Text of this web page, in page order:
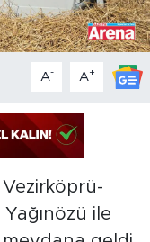
A- A+
Vezirköprü-
ile